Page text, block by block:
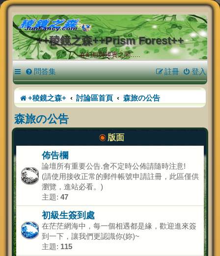
++稜鏡之森++Prism Forest++
在幻想與現實之間.....
問答集 登入
註冊
+稜鏡之森+ 討論區首頁 森旅の公告
森旅の公告
版面
佈告欄
論壇所有重要公告.會不定時公佈請隨時注意!
(請使用接收正常的郵件帳號申請註冊，此區僅供
瀏覽，進站必看。)
主題: 47
初級生簽到處
在茫茫網海中，每一個相遇都是緣，歡迎進來簽
到一下，讓我們更認識你(妳)~
主題: 115